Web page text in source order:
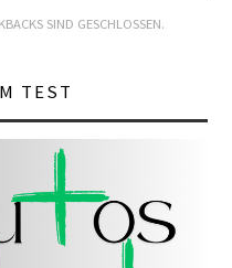
SIND GESCHLOSSEN.
TEST